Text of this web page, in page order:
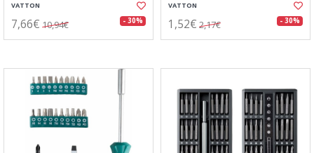
VATTON
7,66€ 10,94€ - 30%
VATTON
1,52€ 2,17€ - 30%